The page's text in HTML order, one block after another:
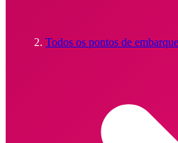
Todos os pontos de embarque